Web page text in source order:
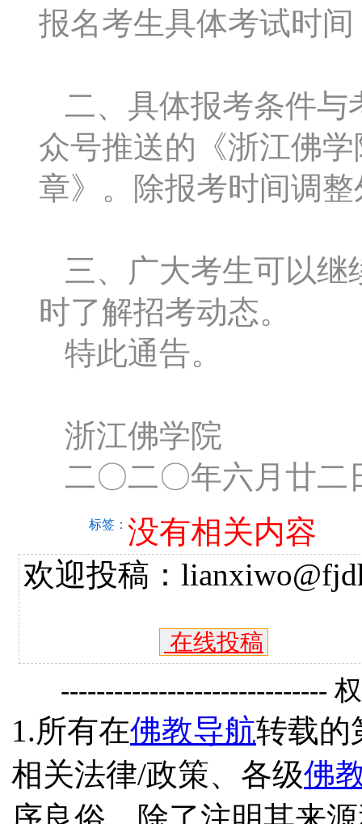
报名考生具体考试时
二、具体报考条件与
众号推送的《浙江佛
章》。除报考时间调
三、广大考生可以
时了解招考动态。
特此通告。
浙江佛学院
二〇二〇年六月廿二
标签： 没有相关内容
欢迎投稿：
在线投稿
------------------------------
1.所有在佛教导航转载的
相关法律/政策、各级佛